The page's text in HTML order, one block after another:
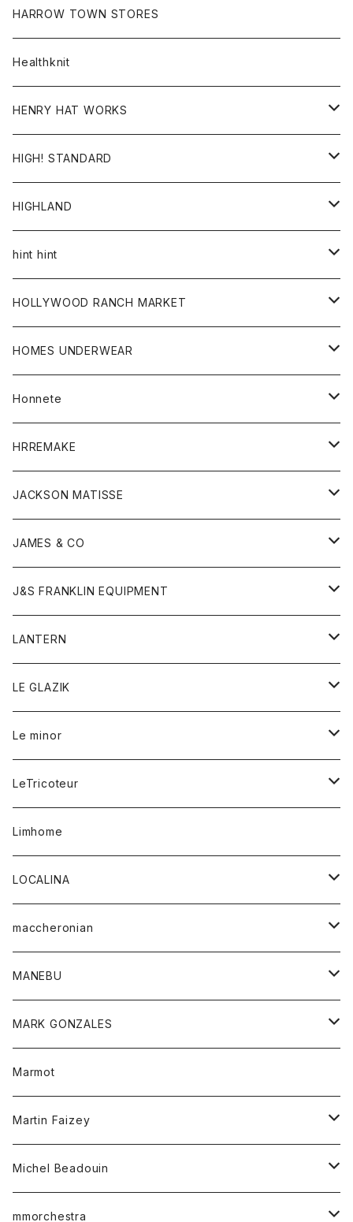
スウェット
カーディガン
コート
ボトム
パンツ
ロンTEE
HARROW TOWN STORES
Healthknit
HENRY HAT WORKS
帽子
HIGH! STANDARD
アウター
ジャケット
トップス
シャツ
カーディガン
ボトム
グッズ
帽子
HIGHLAND
帽子
hint hint
ストール
HOLLYWOOD RANCH MARKET
アウター
カーディガン
コート
フリース
アクセサリー
ウォレット
ストール
マフラー
リング
キッズ
Tシャツ
グッズ
アンダーウェア
靴
バンダナ
トップス
カーディガン
ジャケット
タンクトップ
Tシャツ
ベスト
ポロシャツ
ロングスリーブTシャツ
ボトム
オーバーオール
ショートパンツ
レディース
アウター
カーディガン
セーター
チュニック
HOMES UNDERWEAR
アウター
カーディガン
コート
キッズ
Tシャツ
ロンパース
グッズ
靴
ストール
トップス
カットソー
シャツ
ボトム
オーバーオール
ショートパンツ
レディース
オーバーオール
シャツ
ワンピース
ワンピース
Honnete
ブラウス
ワンピース
HRREMAKE
バック
キッズ
トレーナー
トップス
Gジャケット
スウェット
帽子
JACKSON MATISSE
Tシャツ
帽子
JAMES & CO
ボトム
J&S FRANKLIN EQUIPMENT
アウター
LANTERN
アウター
Tシャツ
LE GLAZIK
レディース
コート
シャツ
ワンピース
Tシャツ
Le minor
ボトム
スカート
パンツ
レディース
アウター
カットソー
トップス
シャツ
LeTricoteur
カーディガン
Limhome
LOCALINA
ロングスリーブテーシャツ
maccheronian
靴
MANEBU
靴
MARK GONZALES
トップス
Tシャツ
Marmot
Martin Faizey
ベルト
Michel Beadouin
トップス
mmorchestra